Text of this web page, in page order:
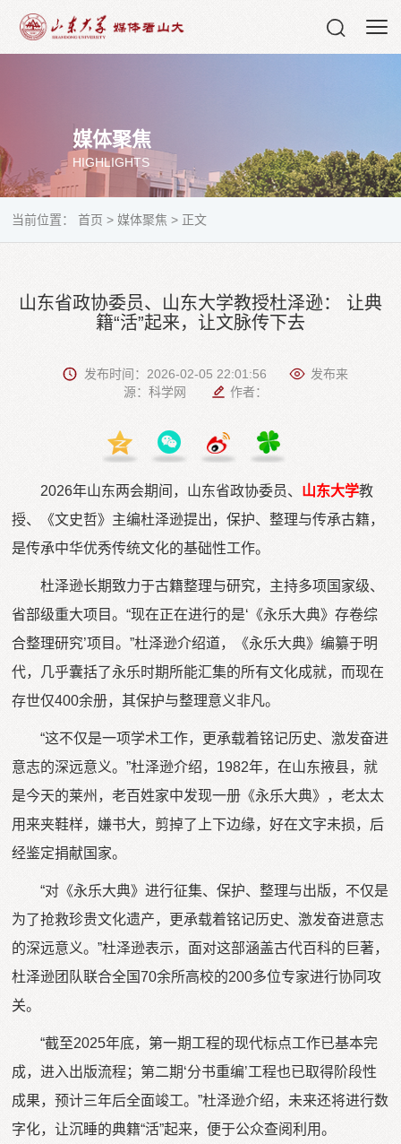
媒体聚焦
HIGHLIGHTS
当前位置：首页 > 媒体聚焦 > 正文
山东省政协委员、山东大学教授杜泽逊： 让典
籍“活”起来，让文脉传下去
发布时间：2026-02-05 22:01:56
发布来
源：科学网
作者：
2026年山东两会期间，山东省政协委员、 山东大学教
授、《文史哲》主编杜泽逊提出，保护、整理与传承古籍，
是传承中华优秀传统文化的基础性工作。
杜泽逊长期致力于古籍整理与研究，主持多项国家级、
省部级重大项目。“现在正在进行的是‘《永乐大典》存卷综
合整理研究’项目。”杜泽逊介绍道，《永乐大典》编纂于明
代，几乎囊括了永乐时期所能汇集的所有文化成就，而现在
存世仅400余册，其保护与整理意义非凡。
“这不仅是一项学术工作，更承载着铭记历史、激发奋进
意志的深远意义。”杜泽逊介绍，1982年，在山东掖县，就
是今天的莱州，老百姓家中发现一册《永乐大典》，老太太
用来夹鞋样，嫌书大，剪掉了上下边缘，好在文字未损，后
经鉴定捐献国家。
“对《永乐大典》进行征集、保护、整理与出版，不仅是
为了抢救珍贵文化遗产，更承载着铭记历史、激发奋进意志
的深远意义。”杜泽逊表示，面对这部涵盖古代百科的巨著，
杜泽逊团队联合全国70余所高校的200多位专家进行协同攻
关。
“截至2025年底，第一期工程的现代标点工作已基本完
成，进入出版流程；第二期‘分书重编’工程也已取得阶段性
成果，预计三年后全面竣工。”杜泽逊介绍，未来还将进行数
字化，让沉睡的典籍“活”起来，便于公众查阅利用。